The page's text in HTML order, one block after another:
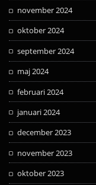
november 2024
oktober 2024
september 2024
maj 2024
februari 2024
januari 2024
december 2023
november 2023
oktober 2023